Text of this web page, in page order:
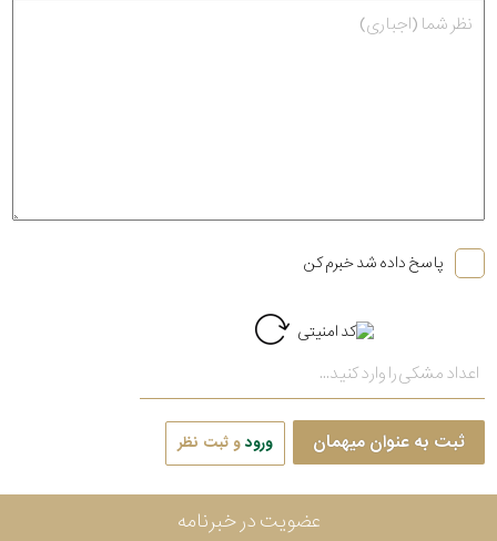
پاسخ داده شد خبرم کن
ثبت به عنوان میهمان ورودو ثبت نظر
عضویت در خبرنامه